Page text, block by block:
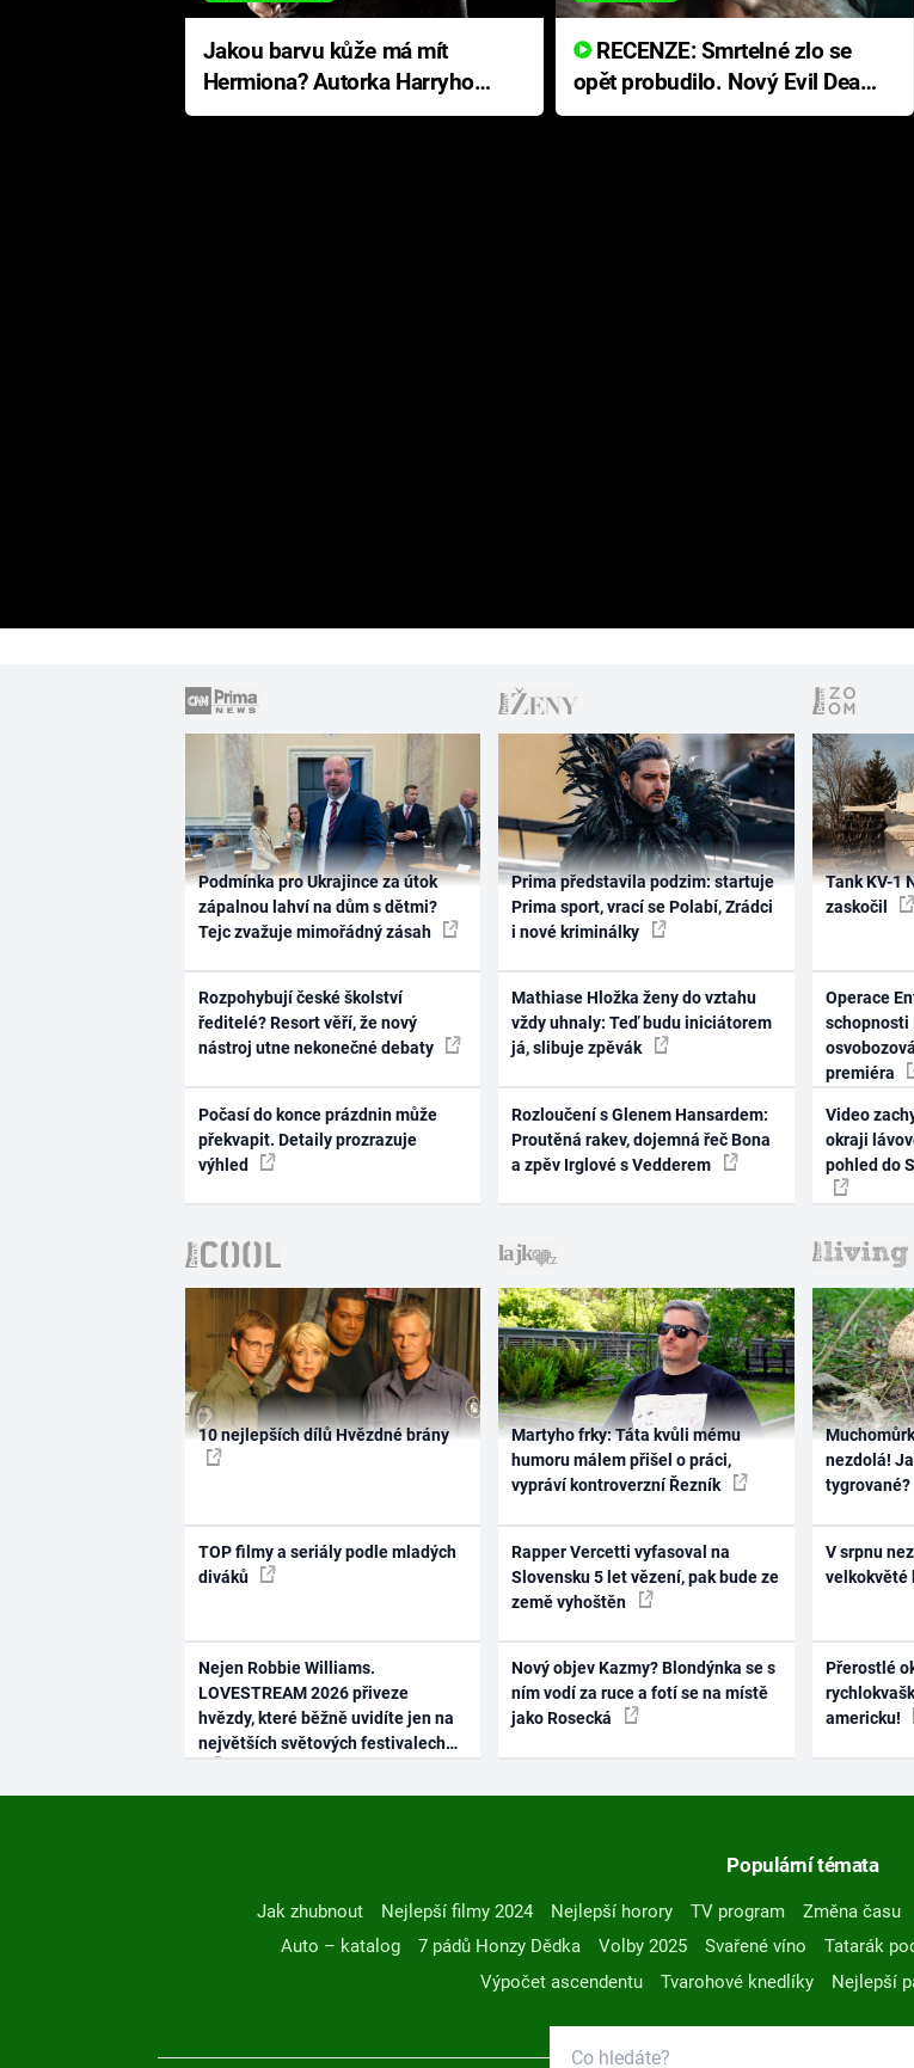
Jakou barvu kůže má mít
Hermiona? Autorka Harryho
Pottera přišla s ráznou
RECENZE: Smrtelné zlo se
opět probudilo. Nový Evil Dead
přichází s neodolatelnou
Podmínka pro Ukrajince za útok
zápalnou lahví na dům s dětmi?
Tejc zvažuje mimořádný zásah
Rozpohybují české školství
ředitelé? Resort věří, že nový
nástroj utne nekonečné debaty
Počasí do konce prázdnin může
překvapit. Detaily prozrazuje
výhled
Prima představila podzim: startuje
Prima sport, vrací se Polabí, Zrádci
i nové kriminálky
Mathiase Hložka ženy do vztahu
vždy uhnaly: Teď budu iniciátorem
já, slibuje zpěvák
Rozloučení s Glenem Hansardem:
Proutěná rakev, dojemná řeč Bona
a zpěv Irglové s Vedderem
Tank KV-1
zaskočil
Operace
schopnosti
premiéra
Video
okraji
pohled do
10 nejlepších dílů Hvězdné brány
TOP filmy a seriály podle mladých
diváků
Nejen Robbie Williams.
LOVESTREAM 2026 přiveze
hvězdy, které běžně uvidíte jen na
největších světových festivalech
Martyho frky: Táta kvůli mému
humoru málem přišel o práci,
vypráví kontroverzní Řezník
Rapper Vercetti vyfasoval na
Slovensku 5 let vězení, pak bude ze
země vyhoštěn
Nový objev Kazmy? Blondýnka se s
ním vodí za ruce a fotí se na místě
jako Rosecká
nezdolá!
tygrované?
V srpnu
velkokvěté
Přerostlé
americku!
Populární témata
Jak zhubnout Nejlepší filmy 2024 Nejlepší horory TV program Změna času
Auto – katalog
7 pádů Honzy Dědka Volby 2025 Svařené víno Tatarák
Výpočet ascendentu
Tvarohové knedlíky Nejlepší